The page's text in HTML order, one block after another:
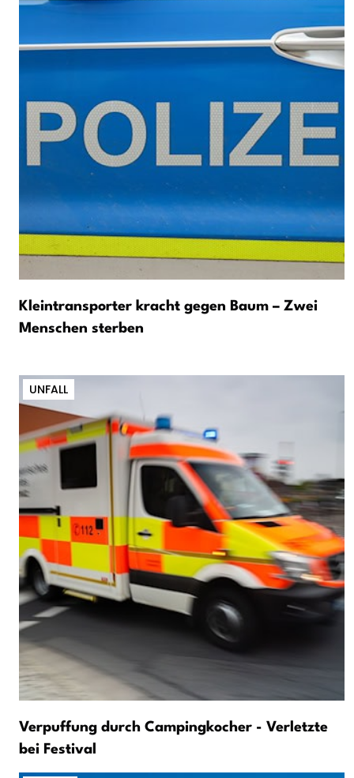
Kleintransporter kracht gegen Baum – Zwei
Menschen sterben
UNFALL
Verpuffung durch Campingkocher - Verletzte
bei Festival